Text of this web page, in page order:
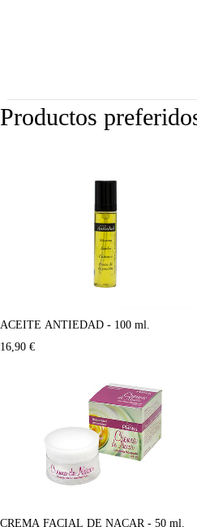
Productos
ACEITE ANTIEDAD - 100 ml.
16,90 €
CREMA FACIAL DE NACAR - 50 ml.